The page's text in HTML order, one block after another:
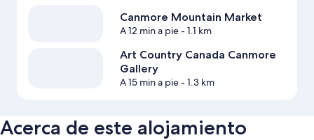
Canmore Mountain Market
A 12 min a pie- 1.1 km
Art Country Canada Canmore
Gallery
A 15 min a pie- 1.3 km
Acerca de este alojamiento